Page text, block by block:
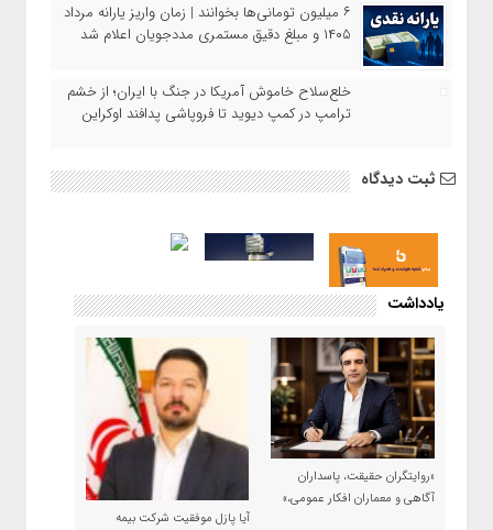
۶ میلیون تومانی‌ها بخوانند | زمان واریز یارانه مرداد
۱۴۰۵ و مبلغ دقیق مستمری مددجویان اعلام شد
خلع‌سلاح خاموش آمریکا در جنگ با ایران؛ از خشم
ترامپ در کمپ دیوید تا فروپاشی پدافند اوکراین
ثبت دیدگاه
یادداشت
«روایتگران حقیقت، پاسداران
آگاهی و معماران افکار عمومی،»
آیا پازل موفقیت شرکت بیمه